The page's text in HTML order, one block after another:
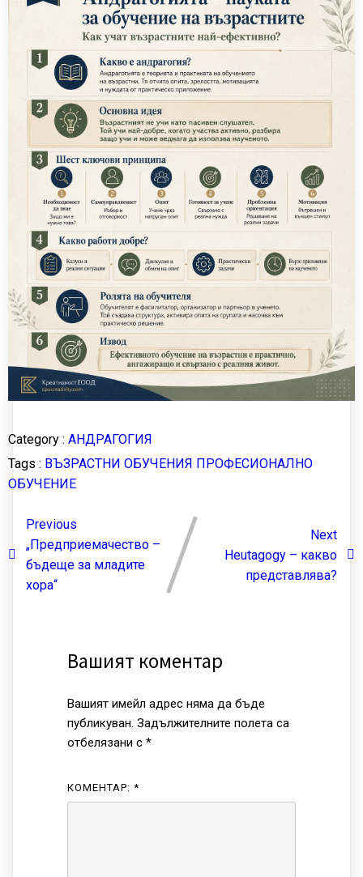
Category : АНДРАГОГИЯ
Tags : ВЪЗРАСТНИ ОБУЧЕНИЯ ПРОФЕСИОНАЛНО
ОБУЧЕНИЕ
Previous
„Предприемачество –
бъдеще за младите
хора“
Next
Heutagogy – какво
представлява?
Вашият коментар
Вашият имейл адрес няма да бъде
публикуван. Задължителните полета са
отбелязани с *
КОМЕНТАР: *